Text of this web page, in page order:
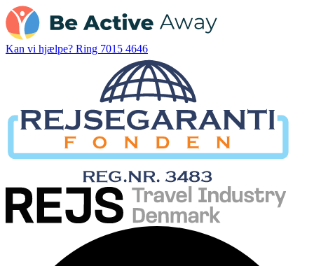
Kan vi hjælpe? Ring 7015 4646